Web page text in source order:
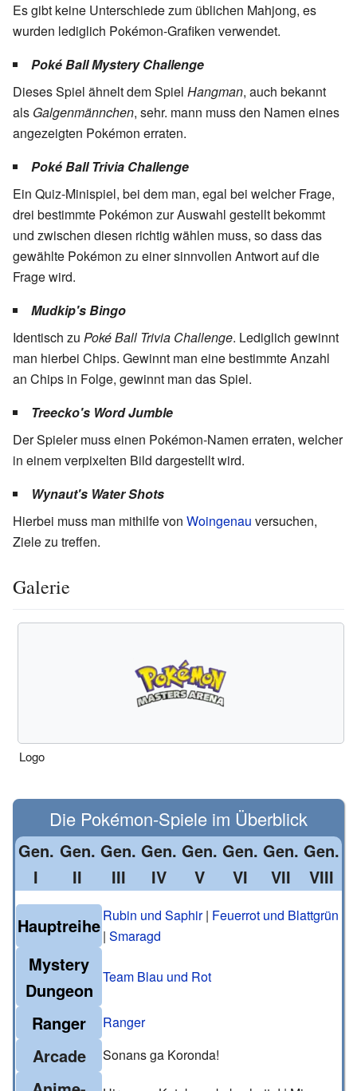
Es gibt keine Unterschiede zum üblichen Mahjong, es
wurden lediglich Pokémon-Grafiken verwendet.
Poké Ball Mystery Challenge
Dieses Spiel ähnelt dem Spiel Hangman, auch bekannt
als Galgenmännchen, sehr. mann muss den Namen eines
angezeigten Pokémon erraten.
Poké Ball Trivia Challenge
Ein Quiz-Minispiel, bei dem man, egal bei welcher Frage,
drei bestimmte Pokémon zur Auswahl gestellt bekommt
und zwischen diesen richtig wählen muss, so dass das
gewählte Pokémon zu einer sinnvollen Antwort auf die
Frage wird.
Mudkip's Bingo
Identisch zu Poké Ball Trivia Challenge. Lediglich gewinnt
man hierbei Chips. Gewinnt man eine bestimmte Anzahl
an Chips in Folge, gewinnt man das Spiel.
Treecko's Word Jumble
Der Spieler muss einen Pokémon-Namen erraten, welcher
in einem verpixelten Bild dargestellt wird.
Wynaut's Water Shots
Hierbei muss man mithilfe von Woingenau versuchen,
Ziele zu treffen.
Galerie
Logo
Die Pokémon-Spiele im Überblick
Gen.
I
Gen.
II
Gen.
III
Gen.
IV
Gen.
V
Gen.
VI
Gen.
VII
Gen.
VIII
HauptreiheRubin und Saphir| Feuerrot und Blattgrün
| Smaragd
Mystery
Dungeon
Team Blau und Rot
Ranger Ranger
Arcade Sonans ga Koronda!